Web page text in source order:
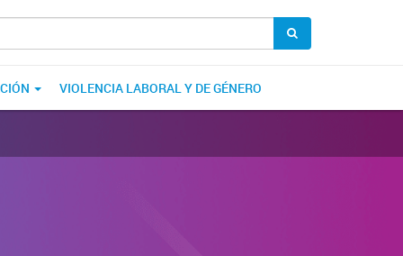
VIOLENCIA LABORAL Y DE GÉNERO